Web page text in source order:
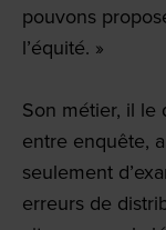
pouvons
l’équité. »
Son métier, il
entre enquête,
seulement
erreurs de